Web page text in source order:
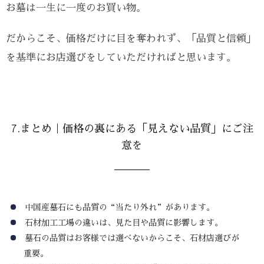
お墓は一生に一度のお買い物。
だからこそ、価格だけに目を奪われず、「品質と信頼」
を基準にお店選びをしていただければと思います。
7.まとめ｜価格の裏にある「見えない品質」にご注
意を
中国産墓石にも品質の“当たり外れ”があります。
石材加工工場の違いは、見た目や品質に影響します。
墓石の品質はお客様では選べないからこそ、石材店選びが
重要。